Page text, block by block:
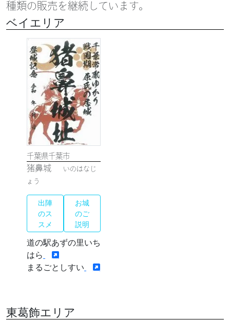
種類の販売を継続しています。
ベイエリア
千葉県千葉市
猪鼻城
いのはなじ
ょう
出陣
のス
スメ
お城
のご
説明
道の駅あずの里いち
はら
まるごとしすい
東葛飾エリア